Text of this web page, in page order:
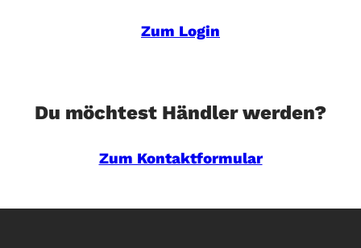
Zum Login
Du möchtest Händler werden?
Zum Kontaktformular